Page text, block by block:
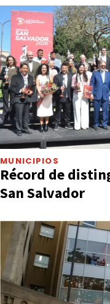
MUNICIPIOS
Récord de
San Salvador